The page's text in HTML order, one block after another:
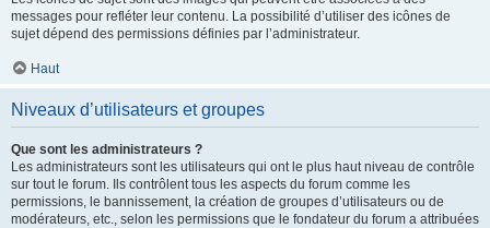
messages pour refléter leur contenu. La possibilité d’utiliser des icônes de
sujet dépend des permissions définies par l’administrateur.
Haut
Niveaux d’utilisateurs et groupes
Que sont les administrateurs ?
Les administrateurs sont les utilisateurs qui ont le plus haut niveau de contrôle
sur tout le forum. Ils contrôlent tous les aspects du forum comme les
permissions, le bannissement, la création de groupes d’utilisateurs ou de
modérateurs, etc., selon les permissions que le fondateur du forum a attribuées